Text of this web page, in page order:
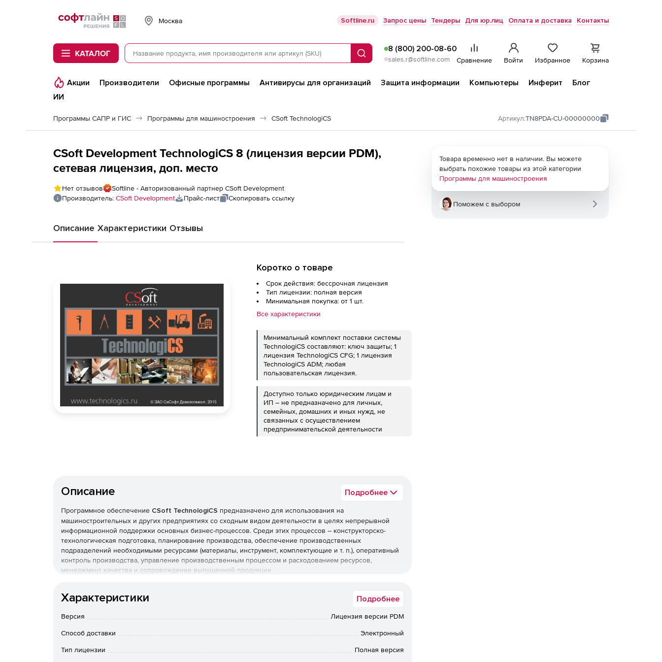
Softline
Москва Softline.ru Запрос цены Тендеры Для юр.лиц Оплата и доставка Контакты
КАТАЛОГ Поиск
8 (800) 200-08-60
sales.r@softline.com Сравнение Войти Избранное Корзина
Акции Производители Офисные программы Антивирусы для организаций Защита информации Компьютеры Инферит
Блог
ИИ
Программы САПР и ГИС Программы для машиностроения CSoft TechnologiCS Артикул:TN8PDA-CU-00000000
CSoft Development TechnologiCS 8 (лицензия версии PDM),
сетевая лицензия, доп. место
Нет отзывов
Softline - Авторизованный партнер CSoft Development
Производитель: CSoft Development Прайс-лист Скопировать ссылку
Описание Характеристики Отзывы
Коротко о товаре
Срок действия: бессрочная лицензия
Тип лицензии: полная версия
Минимальная покупка: от 1 шт.
Все характеристики
Минимальный комплект поставки системы
TechnologiCS составляют: ключ защиты; 1
лицензия TechnologiCS CFG; 1 лицензия
TechnologiCS ADM; любая
пользовательская лицензия.
Доступно только юридическим лицам и
ИП – не предназначено для личных,
семейных, домашних и иных нужд, не
связанных с осуществлением
предпринимательской деятельности
Описание Подробнее
Программное обеспечение CSoft TechnologiCS предназначено для использования на
машиностроительных и других предприятиях со сходным видом деятельности в целях непрерывной
информационной поддержки основных бизнес-процессов. Среди этих процессов – конструкторско-
технологическая подготовка, планирование производства, обеспечение производственных
подразделений необходимыми ресурсами (материалы, инструмент, комплектующие и т. п.), оперативный
контроль производства, управление производственным процессом и расходованием ресурсов,
менеджмент качества и сопровождение выпущенной продукции.
программой и с физически единой базой данных. Тем самым CSoft TechnologiCS обеспечивая
заказчику.
Стандартизация, управление нормативно-справочной информацией
Характеристики Подробнее
Версия Лицензия версии PDM
Способ доставки Электронный
Тип лицензии Полная версия
Товара временно нет в наличии. Вы можете
выбрать похожие товары из этой категории
Программы для машиностроения
Поможем с выбором